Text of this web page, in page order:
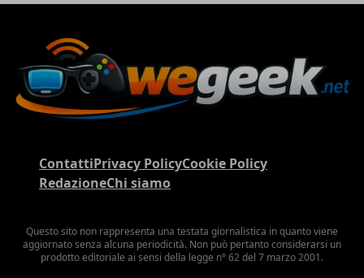
ContattiPrivacy PolicyCookie Policy
RedazioneChi siamo
Questo sito non rappresenta una testata giornalistica in quanto viene
aggiornato senza alcuna periodicità. Non può pertanto considerarsi un
prodotto editoriale ai sensi della legge n° 62 del 7 marzo 2001.